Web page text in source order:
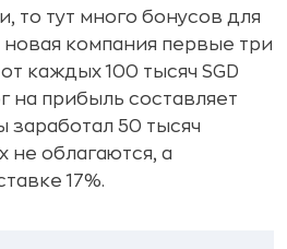
то тут много бонусов для
компания первые три
каждых 100 тысяч SGD
на прибыль составляет
заработал 50 тысяч
не облагаются, а
17%.